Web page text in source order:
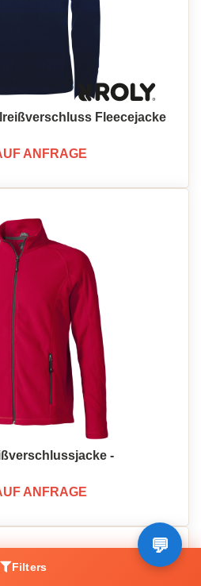
Fleecejacke
ANFRAGE
-
ANFRAGE
Filters